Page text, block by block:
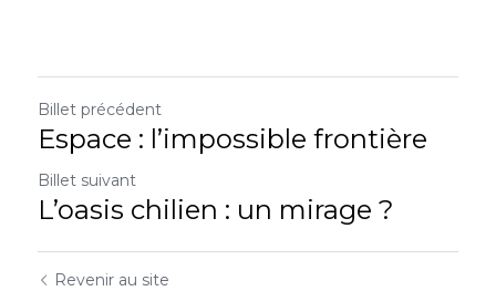
Billet précédent
Espace : l’impossible frontière
Billet suivant
L’oasis chilien : un mirage ?
Revenir au site